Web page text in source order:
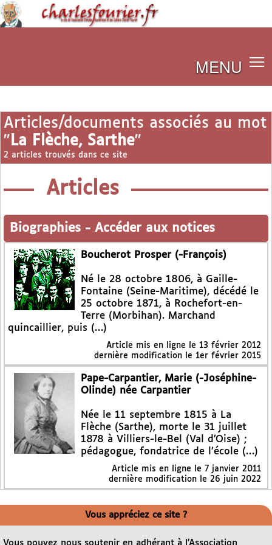
MENU
Articles/documents associés au mot
" La Flèche, Sarthe"
2 articles trouvés dans ce site
Articles
Biographies - Accéder aux notices
Boucherot Prosper (-François)
Né le 28 octobre 1806, à Gaille-
Fontaine (Seine-Maritime), décédé le
25 octobre 1871, à Rochefort-en-
Terre (Morbihan). Marchand
quincaillier, puis (…)
Article mis en ligne le 13 février 2012
dernière modification le 1er février 2015
Pape-Carpantier, Marie (-Joséphine-
Olinde) née Carpantier
Née le 11 septembre 1815 à La
Flèche (Sarthe), morte le 31 juillet
1878 à Villiers-le-Bel (Val d’Oise) ;
pédagogue, fondatrice de l’école (…)
Article mis en ligne le 7 janvier 2011
dernière modification le 26 juin 2022
Vous appréciez ce site ?
Vous pouvez nous soutenir en adhérant à l’Association